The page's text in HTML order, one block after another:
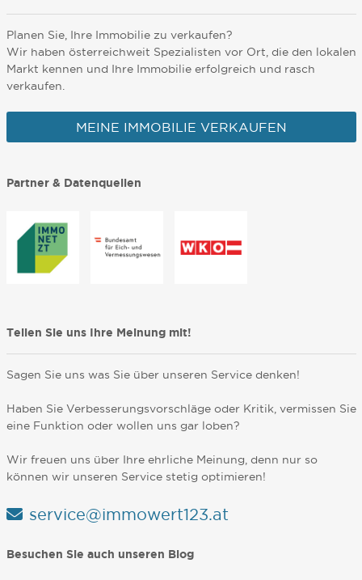
Planen Sie, Ihre Immobilie zu verkaufen?
Wir haben österreichweit Spezialisten vor Ort, die den lokalen
Markt kennen und Ihre Immobilie erfolgreich und rasch
verkaufen.
MEINE IMMOBILIE VERKAUFEN
Partner & Datenquellen
Teilen Sie uns Ihre Meinung mit!
Sagen Sie uns was Sie über unseren Service denken!
Haben Sie Verbesserungsvorschläge oder Kritik, vermissen Sie
eine Funktion oder wollen uns gar loben?
Wir freuen uns über Ihre ehrliche Meinung, denn nur so
können wir unseren Service stetig optimieren!
service@immowert123.at
Besuchen Sie auch unseren Blog